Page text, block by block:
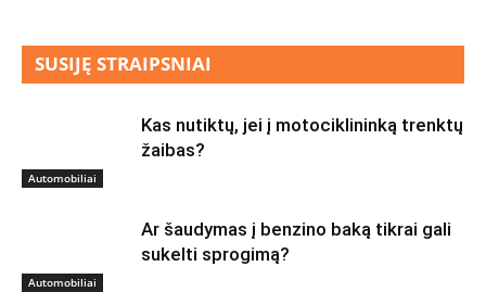
SUSIJĘ STRAIPSNIAI
Automobiliai
Kas nutiktų, jei į motociklininką trenktų
žaibas?
Automobiliai
Ar šaudymas į benzino baką tikrai gali
sukelti sprogimą?